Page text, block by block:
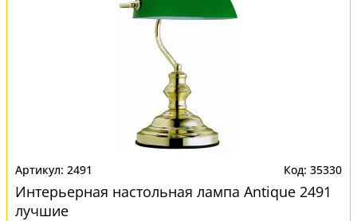
2491 35330
Интерьерная настольная лампа Antique 2491
лучшие